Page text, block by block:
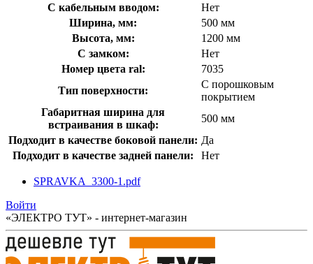
С кабельным вводом:
Нет
Ширина, мм:
500 мм
Высота, мм:
1200 мм
С замком:
Нет
Номер цвета ral:
7035
Тип поверхности:
С порошковым
покрытием
Габаритная ширина для
встраивания в шкаф:
500 мм
Подходит в качестве боковой панели: Да
Подходит в качестве задней панели:
Нет
SPRAVKA_3300-1.pdf
Войти
«ЭЛЕКТРО ТУТ» - интернет-магазин